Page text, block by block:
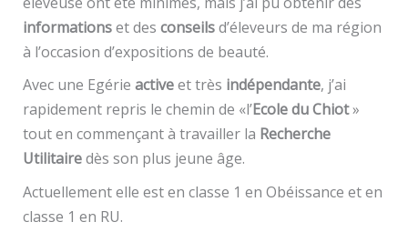
informationset des conseilsd’éleveurs de ma région
à l’occasion d’expositions de beauté.
Avec une Egérie activeet très indépendante, j’ai
rapidement repris le chemin de «l’Ecole du Chiot»
tout en commençant à travailler la Recherche
Utilitairedès son plus jeune âge.
Actuellement elle est en classe 1 en Obéissance et en
classe 1 en RU.